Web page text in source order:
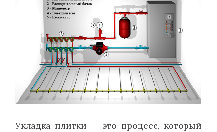
Укладка плитки — это процесс, который